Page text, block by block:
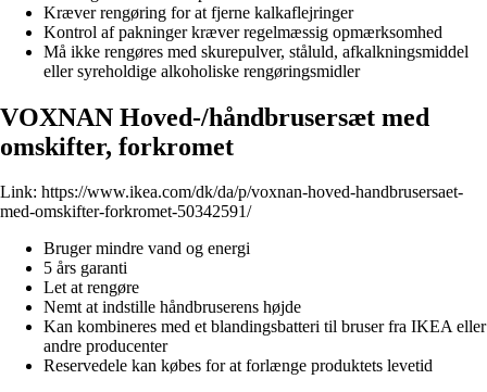
Kræver rengøring for at fjerne kalkaflejringer
Kontrol af pakninger kræver regelmæssig opmærksomhed
Må ikke rengøres med skurepulver, ståluld, afkalkningsmiddel
eller syreholdige alkoholiske rengøringsmidler
VOXNAN Hoved-/håndbrusersæt med
omskifter, forkromet
Link: https://www.ikea.com/dk/da/p/voxnan-hoved-handbrusersaet-
med-omskifter-forkromet-50342591/
Bruger mindre vand og energi
5 års garanti
Let at rengøre
Nemt at indstille håndbruserens højde
Kan kombineres med et blandingsbatteri til bruser fra IKEA eller
andre producenter
Reservedele kan købes for at forlænge produktets levetid